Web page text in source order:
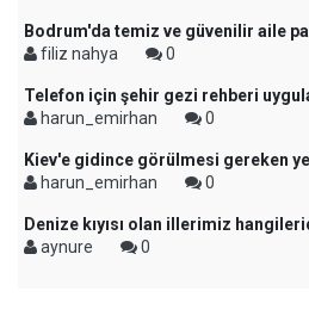
Bodrum'da temiz ve güvenilir aile
filiz nahya
0
Telefon için şehir gezi rehberi
harun_emirhan
0
Kiev'e gidince görülmesi gereken
harun_emirhan
0
Denize kıyısı olan illerimiz
aynure
0